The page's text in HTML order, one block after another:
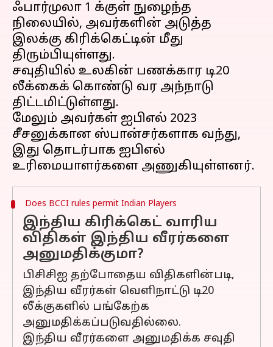
ஃபார்முலா 1 க்குள் நுழைந்த
நிலையில், அவர்களின் அடுத்த
இலக்கு கிரிக்கெட்டின் மீது
திரும்பியுள்ளது.
சவுதியில் உலகின் பணக்கார டி20
லீக்கைக் கொண்டு வர அந்நாடு
திட்டமிட்டுள்ளது.
மேலும் அவர்கள் ஐபிஎல் 2023
சீசனுக்கான ஸ்பான்சர்களாக வந்து,
இது தொடர்பாக ஐபிஎல்
Does BCCI rules permit Indian Players
இந்திய கிரிக்கெட் வாரிய
விதிகள் இந்திய வீரர்களை
அனுமதிக்குமா?
பிசிசிஐ தற்போதைய விதிகளின்படி,
இந்திய வீரர்கள் வெளிநாட்டு டி20
லீக்குகளில் பங்கேற்க
அனுமதிக்கப்படுவதில்லை.
இந்திய வீரர்களை அனுமதிக்க சவுதி